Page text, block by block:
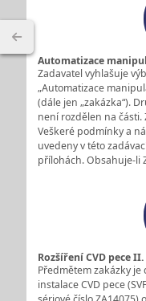
Automatizace
Zadavatel vyhlašuje
„Automatizace
(dále jen „zakázka“).
není rozdělen na
Veškeré podmínky a
uvedeny v této
přílohách. Obsahuje-li
Rozšíření CVD pece II.
Předmětem zakázky
instalace CVD pece